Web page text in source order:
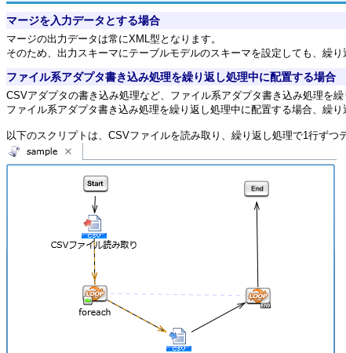
マージを入力データとする場合
マージの出力データは常にXML型となります。
そのため、出力スキーマにテーブルモデルのスキーマを設定しても、繰
ファイル系アダプタ書き込み処理を繰り返し処理中に配置する場合
CSVアダプタの書き込み処理など、ファイル系アダプタ書き込み処理を
ファイル系アダプタ書き込み処理を繰り返し処理中に配置する場合、繰
以下のスクリプトは、CSVファイルを読み取り、繰り返し処理で1行ず